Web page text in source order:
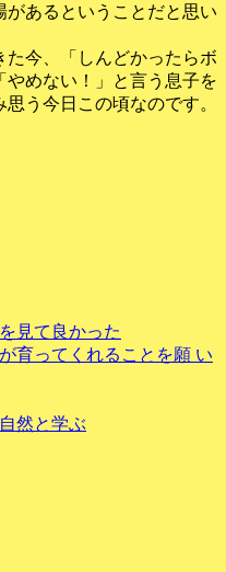
があるということだと思い
今、「しんどかったらボ
めない！」と言う息子を
う今日この頃なのです。
見て良かった
育ってくれることを願 い
然と学ぶ